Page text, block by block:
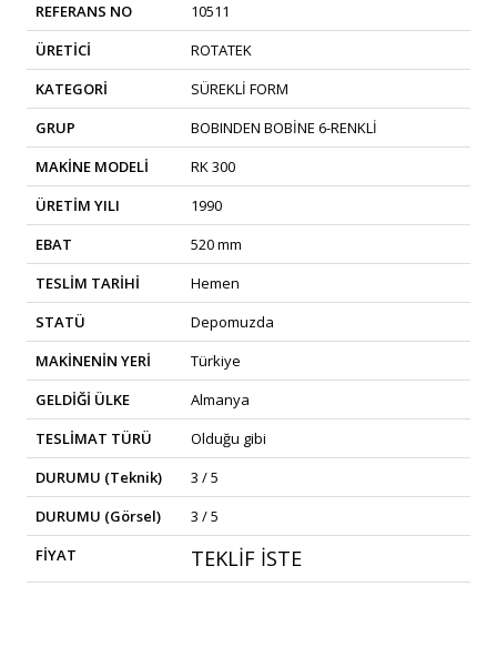
REFERANS NO
10511
ÜRETİCİ
ROTATEK
KATEGORİ
SÜREKLİ FORM
GRUP
BOBINDEN BOBİNE 6-RENKLİ
MAKİNE MODELİ
RK 300
ÜRETİM YILI
1990
EBAT
520 mm
TESLİM TARİHİ
Hemen
STATÜ
Depomuzda
MAKİNENİN YERİ
Türkiye
GELDİĞİ ÜLKE
Almanya
TESLİMAT TÜRÜ
Olduğu gibi
DURUMU (Teknik)
3 / 5
DURUMU (Görsel)
3 / 5
FİYAT
TEKLİF İSTE